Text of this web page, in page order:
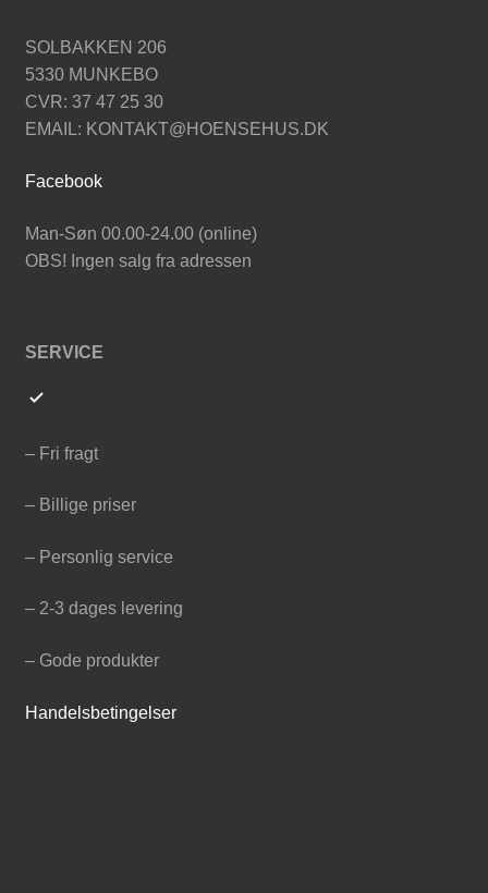
SOLBAKKEN 206
5330 MUNKEBO
CVR: 37 47 25 30
EMAIL: KONTAKT@HOENSEHUS.DK
Facebook
Man-Søn 00.00-24.00 (online)
OBS! Ingen salg fra adressen
SERVICE
– Fri fragt
– Billige priser
– Personlig service
– 2-3 dages levering
– Gode produkter
Handelsbetingelser